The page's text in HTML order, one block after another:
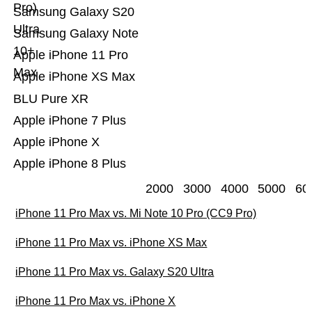
Apple iPhone 8 Plus
Apple iPhone X
Apple iPhone 7 Plus
BLU Pure XR
Apple iPhone XS Max
Apple iPhone 11 Pro
Max
Samsung Galaxy Note
10+
Samsung Galaxy S20
Ultra
Pro)
2000 3000 4000 5000
iPhone 11 Pro Max vs. Mi Note 10 Pro (CC9 Pro)
iPhone 11 Pro Max vs. iPhone XS Max
iPhone 11 Pro Max vs. Galaxy S20 Ultra
iPhone 11 Pro Max vs. iPhone X